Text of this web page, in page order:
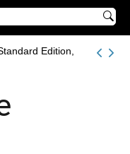

Edition,